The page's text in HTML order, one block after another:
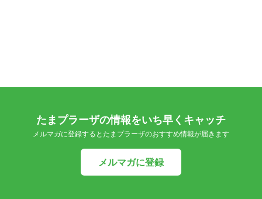
たまプラーザの情報をいち早くキャッチ
メルマガに登録するとたまプラーザのおすすめ情報が届きます
メルマガに登録